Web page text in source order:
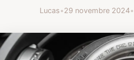
Lucas•29 novembre 2024•